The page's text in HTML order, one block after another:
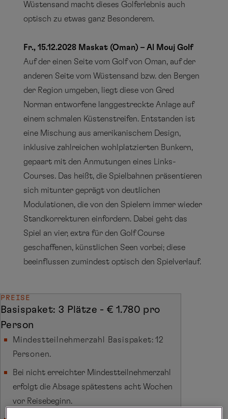
Wüstensand macht dieses Golferlebnis auch
optisch zu etwas ganz Besonderem.
Fr., 15.12.2028 Maskat (Oman) – Al Mouj Golf
Auf der einen Seite vom Golf von Oman, auf der
anderen Seite vom Wüstensand bzw. den Bergen
der Region umgeben, liegt diese von Gred
Norman entworfene langgestreckte Anlage auf
einem schmalen Küstenstreifen. Entstanden ist
eine Mischung aus amerikanischem Design,
inklusive zahlreichen wohlplatzierten Bunkern,
gepaart mit den Anmutungen eines Links-
Courses. Das heißt, die Spielbahnen präsentieren
sich mitunter geprägt von deutlichen
Modulationen, die von den Spielern immer wieder
Standkorrekturen einfordern. Dabei geht das
Spiel an vier, extra für den Golf Course
geschaffenen, künstlichen Seen vorbei; diese
beeinflussen zumindest optisch den Spielverlauf.
PREISE
Basispaket: 3 Plätze - € 1.780 pro
Person
Mindestteilnehmerzahl Basispaket: 12
Personen.
Bei nicht erreichter Mindestteilnehmerzahl
erfolgt die Absage spätestens acht Wochen
vor Reisebeginn.